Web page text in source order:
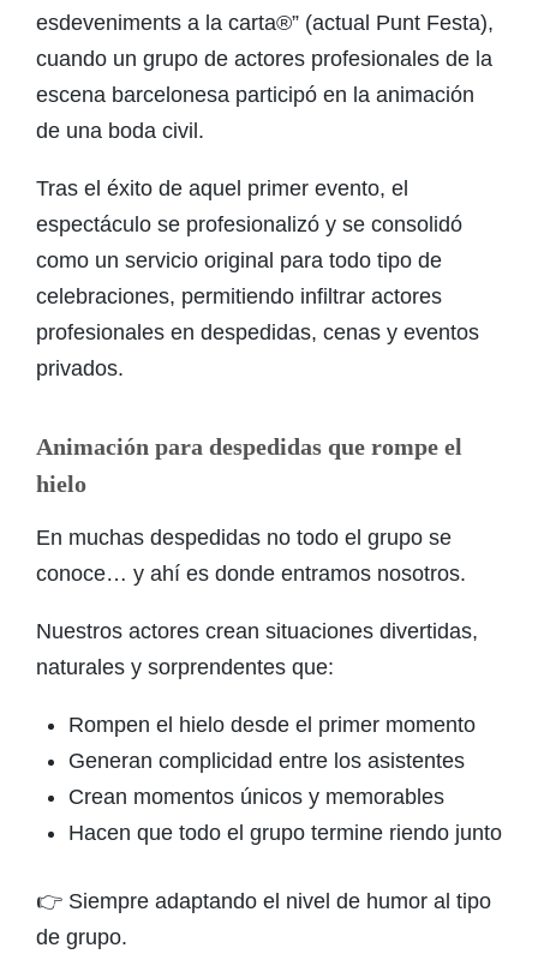
esdeveniments a la carta®” (actual Punt Festa),
cuando un grupo de actores profesionales de la
escena barcelonesa participó en la animación
de una boda civil.
Tras el éxito de aquel primer evento, el
espectáculo se profesionalizó y se consolidó
como un servicio original para todo tipo de
celebraciones, permitiendo infiltrar actores
profesionales en despedidas, cenas y eventos
privados.
Animación para despedidas que rompe el
hielo
En muchas despedidas no todo el grupo se
conoce… y ahí es donde entramos nosotros.
Nuestros actores crean situaciones divertidas,
naturales y sorprendentes que:
Rompen el hielo desde el primer momento
Generan complicidad entre los asistentes
Crean momentos únicos y memorables
Hacen que todo el grupo termine riendo junto
👉 Siempre adaptando el nivel de humor al tipo
de grupo.